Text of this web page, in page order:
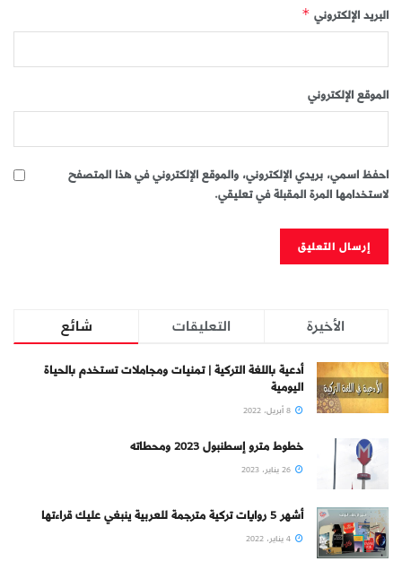
البريد الإلكتروني *
الموقع الإلكتروني
احفظ اسمي، بريدي الإلكتروني، والموقع الإلكتروني في هذا المتصفح
لاستخدامها المرة المقبلة في تعليقي.
شائع التعليقات الأخيرة
أدعية باللغة التركية | تمنيات ومجاملات تستخدم بالحياة
اليومية
خطوط مترو إسطنبول 2023 ومحطاته
أشهر 5 روايات تركية مترجمة للعربية ينبغي عليك قراءتها